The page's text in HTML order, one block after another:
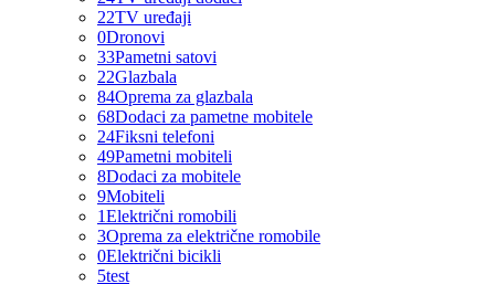
22TV uređaji
0Dronovi
33Pametni satovi
22Glazbala
84Oprema za glazbala
68Dodaci za pametne mobitele
24Fiksni telefoni
49Pametni mobiteli
8Dodaci za mobitele
9Mobiteli
1Električni romobili
3Oprema za električne romobile
0Električni bicikli
5test